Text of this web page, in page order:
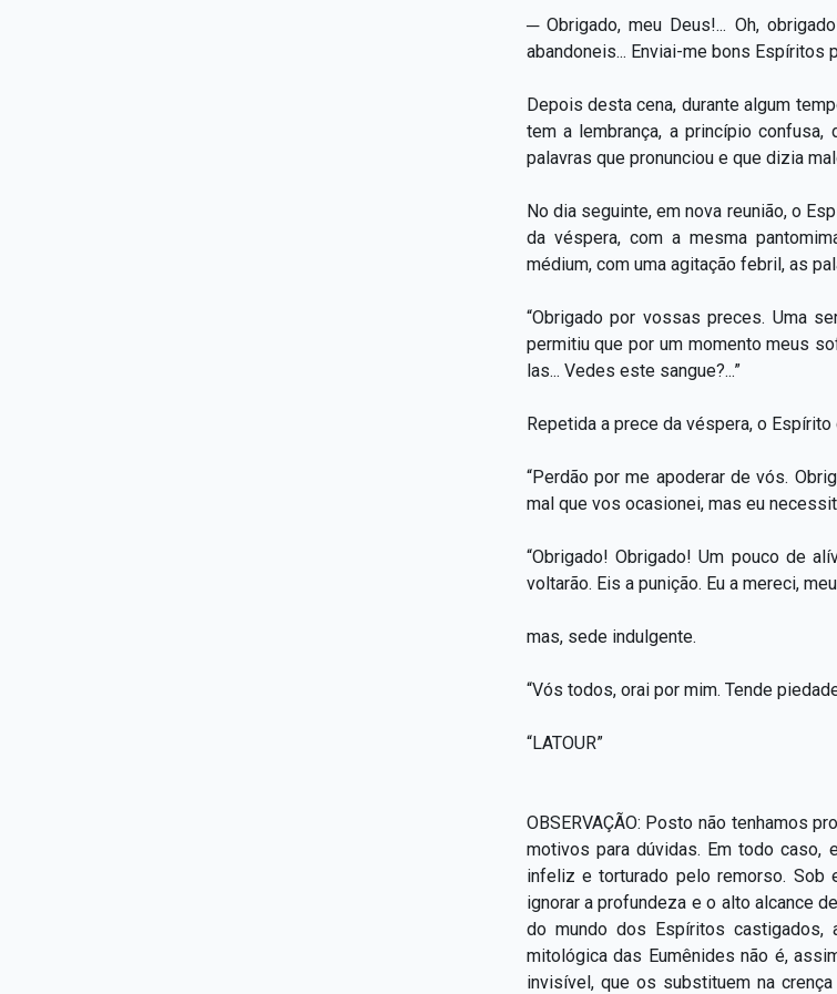
─ Obrigado, meu Deus!... Oh,
abandoneis... Enviai-me bons Espíritos
Depois desta cena, durante algum
tem a lembrança, a princípio
palavras que pronunciou e que dizia
No dia seguinte, em nova reunião, o
da véspera, com a mesma
médium, com uma agitação febril, as
“Obrigado por vossas preces. Uma
permitiu que por um momento meus
las... Vedes este sangue?...”
Repetida a prece da véspera, o
“Perdão por me apoderar de vós.
mal que vos ocasionei, mas eu
“Obrigado! Obrigado! Um pouco de
voltarão. Eis a punição. Eu a mereci,
mas, sede indulgente.
“Vós todos, orai por mim. Tende
“LATOUR”
OBSERVAÇÃO: Posto não tenhamos
motivos para dúvidas. Em todo caso,
infeliz e torturado pelo remorso. Sob
ignorar a profundeza e o alto alcance
do mundo dos Espíritos castigados,
mitológica das Eumênides não é,
invisível, que os substituem na